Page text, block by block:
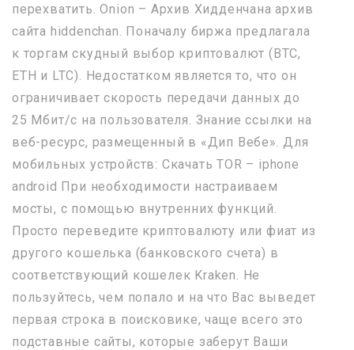
перехватить. Onion – Архив Хидденчана архив
сайта hiddenchan. Поначалу биржа предлагала
к торгам скудный выбор криптовалют (BTC,
ETH и LTC). Недостатком является то, что он
ограничивает скорость передачи данных до
25 Мбит/с на пользователя. Знание ссылки на
веб-ресурс, размещенный в «Дип Вебе». Для
мобильных устройств: Скачать TOR – iphone
android При необходимости настраиваем
мосты, с помощью внутренних функций.
Просто переведите криптовалюту или фиат из
другого кошелька (банковского счета) в
соответствующий кошелек Kraken. Не
пользуйтесь, чем попало и на что Вас выведет
первая строка в поисковике, чаще всего это
подставные сайты, которые заберут Ваши